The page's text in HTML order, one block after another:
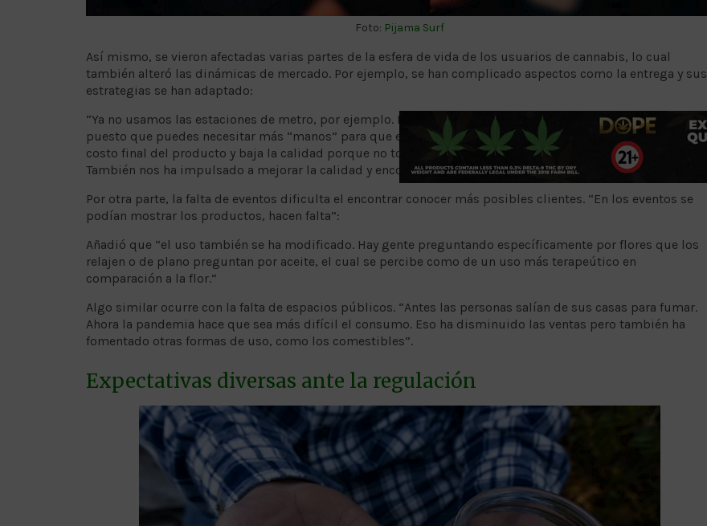
Foto: Pijama Surf
Así mismo, se vieron afectadas varias partes de la esfera de vida de los usuarios de cannabis, lo cual
también alteró las dinámicas de mercado. Por ejemplo, se han complicado aspectos como la entrega y sus
estrategias se han adaptado:
“Ya no usamos las estaciones de metro, por ejemplo. Esto comienza a afectar la cadena de distribución,
puesto que puedes necesitar más “manos” para que el producto llegue al consumidor final. Esto eleva el
costo final del producto y baja la calidad porque no todos preservan las flores en buenas condiciones.
También nos ha impulsado a mejorar la calidad y encontramos incluso clientes que son más frecuentes”.
Por otra parte, la falta de eventos dificulta el encontrar conocer más posibles clientes. “En los eventos se
podían mostrar los productos, hacen falta”:
Añadió que “el uso también se ha modificado. Hay gente preguntando específicamente por flores que los
relajen o de plano preguntan por aceite, el cual se percibe como de un uso más terapeútico en
comparación a la flor.”
Algo similar ocurre con la falta de espacios públicos. “Antes las personas salían de sus casas para fumar.
Ahora la pandemia hace que sea más difícil el consumo. Eso ha disminuido las ventas pero también ha
fomentado otras formas de uso, como los comestibles”.
Expectativas diversas ante la regulación